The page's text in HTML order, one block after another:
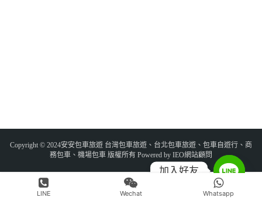
Copyright © 2024安安包車旅遊 台灣包車旅遊、台北包車旅遊、包車自遊行、商
務包車、機場包車 版權所有 Powered by IEO網站顧問
LINE Wechat Whatsapp
加入好友